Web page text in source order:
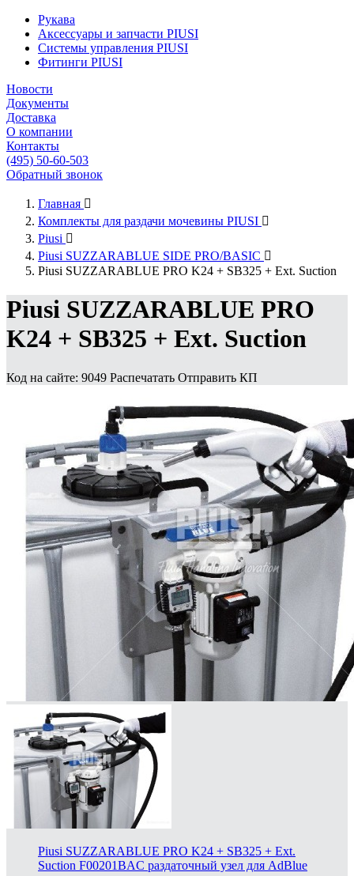
Рукава
Аксессуары и запчасти PIUSI
Системы управления PIUSI
Фитинги PIUSI
Новости
Документы
Доставка
О компании
Контакты
(495) 50-60-503
Обратный звонок
Главная 
Комплекты для раздачи мочевины PIUSI 
Piusi 
Piusi SUZZARABLUE SIDE PRO/BASIC 
Piusi SUZZARABLUE PRO K24 + SB325 + Ext. Suction
Piusi SUZZARABLUE PRO
K24 + SB325 + Ext. Suction
Код на сайте: 9049 Распечатать Отправить КП
Piusi SUZZARABLUE PRO K24 + SB325 + Ext.
Suction F00201BAC раздаточный узел для AdBlue